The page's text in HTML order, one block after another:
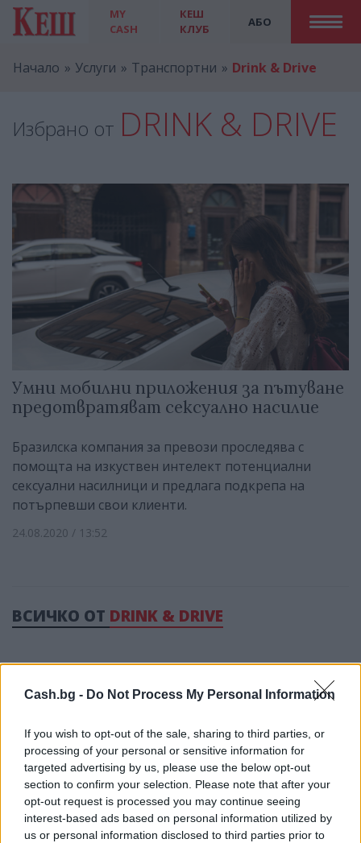
Cash.bg - Do Not Process My Personal Information
If you wish to opt-out of the sale, sharing to third parties, or
processing of your personal or sensitive information for
targeted advertising by us, please use the below opt-out
section to confirm your selection. Please note that after your
opt-out request is processed you may continue seeing
interest-based ads based on personal information utilized by
us or personal information disclosed to third parties prior to
MY
CASH
АБО
КЕШ
КЛУБ
Начало Услуги Транспортни Drink & Drive
Избрано от DRINK & DRIVE
Умни мобилни приложения за пътуване
предотвратяват сексуално насилие
Бразилска компания за превози проследява с
помощта на изкуствен интелект потенциални
сексуални насилници и предлага подкрепа на
потърпевши свои клиенти.
24.08.2020 / 13:52
ВСИЧКО ОТ DRINK & DRIVE
НАЙ-ЧЕТЕНО ОТDRINK & DRIVE